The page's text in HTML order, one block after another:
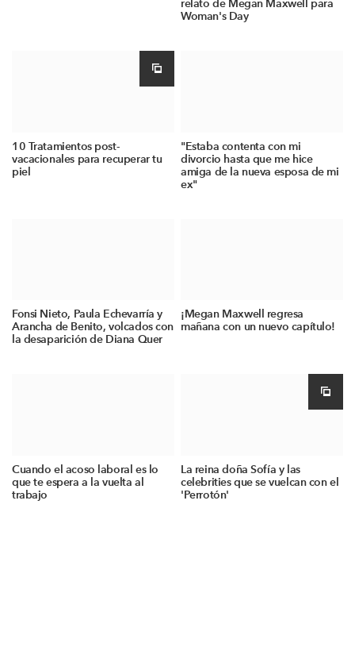
relato de Megan Maxwell para
Woman's Day
10 Tratamientos post-
vacacionales para recuperar tu
piel
"Estaba contenta con mi
divorcio hasta que me hice
amiga de la nueva esposa de mi
ex"
Fonsi Nieto, Paula Echevarría y
Arancha de Benito, volcados con
la desaparición de Diana Quer
¡Megan Maxwell regresa
mañana con un nuevo capítulo!
Cuando el acoso laboral es lo
que te espera a la vuelta al
trabajo
La reina doña Sofía y las
celebrities que se vuelcan con el
'Perrotón'